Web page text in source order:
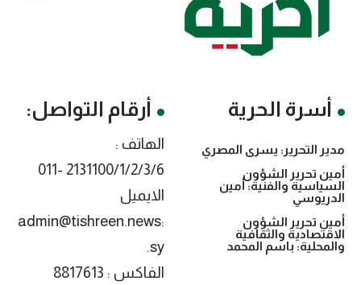
أسرة الحرية
مدير التحرير: يسرى المصري
أمين تحرير الشؤون
السياسية والفنية: أمين
الدريوسي
أمين تحرير الشؤون
الاقتصادية والثقافية
والمحلية: باسم المحمد
أرقام التواصل:
الهاتف :
2131100/1/2/3/6 -011
الايميل
:admin@tishreen.news
.sy
الفاكس : 8817613